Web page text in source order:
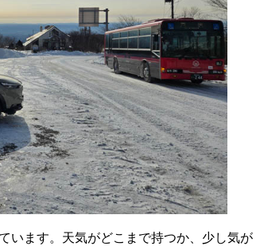
います。天気がどこまで持つか、少し気が